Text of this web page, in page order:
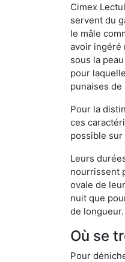
Cimex
servent du
le mâle
avoir ingéré
sous la
pour
punaises
Pour la
ces
possible
Leurs
nourrissent
ovale de
nuit que
de
Où se
Pour